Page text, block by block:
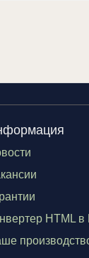
HTML в